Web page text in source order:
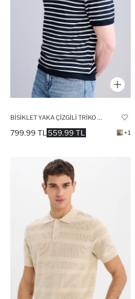
559.99 TL
799.99 TL +1